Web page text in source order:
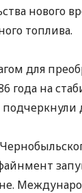
нового
топлива.
для
года на
подчеркнули